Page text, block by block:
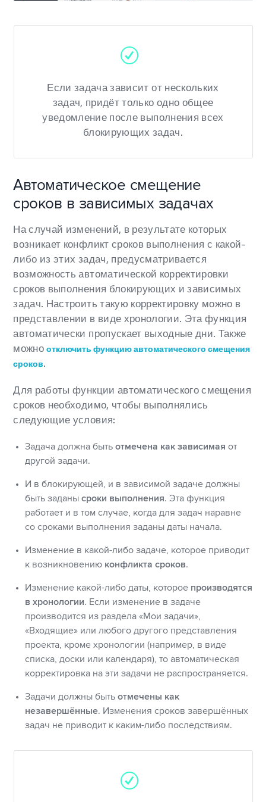
Если задача зависит от нескольких
задач, придёт только одно общее
уведомление после выполнения всех
блокирующих задач.
Автоматическое смещение
сроков в зависимых задачах
На случай изменений, в результате которых
возникает конфликт сроков выполнения с какой-
либо из этих задач, предусматривается
возможность автоматической корректировки
сроков выполнения блокирующих и зависимых
задач. Настроить такую корректировку можно в
представлении в виде хронологии. Эта функция
автоматически пропускает выходные дни. Также
можноотключить функцию автоматического смещения
сроков.
Для работы функции автоматического смещения
сроков необходимо, чтобы выполнялись
следующие условия:
Задача должна бытьотмечена как зависимая от
другой задачи.
И в блокирующей, и в зависимой задаче должны
быть заданысроки выполнения. Эта функция
работает и в том случае, когда для задач наравне
со сроками выполнения заданы даты начала.
Изменение в какой-либо задаче, которое приводит
к возникновению конфликта сроков.
Изменение какой-либо даты, которое производятся
в хронологии. Если изменение в задаче
производится из раздела «Мои задачи»,
«Входящие» или любого другого представления
проекта, кроме хронологии (например, в виде
списка, доски или календаря), то автоматическая
корректировка на эти задачи не распространяется.
Задачи должны бытьотмечены как
незавершённые. Изменения сроков завершённых
задач не приводит к каким-либо последствиям.